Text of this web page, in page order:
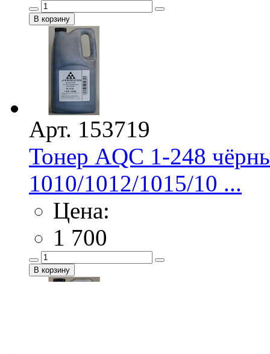
Арт. 153719
Тонер AQC 1-248
1010/1012/1015/10 ...
Цена:
1 700